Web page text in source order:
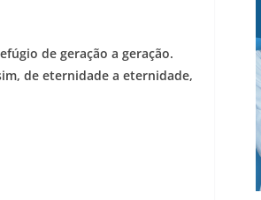
de geração a geração.
de eternidade a eternidade,